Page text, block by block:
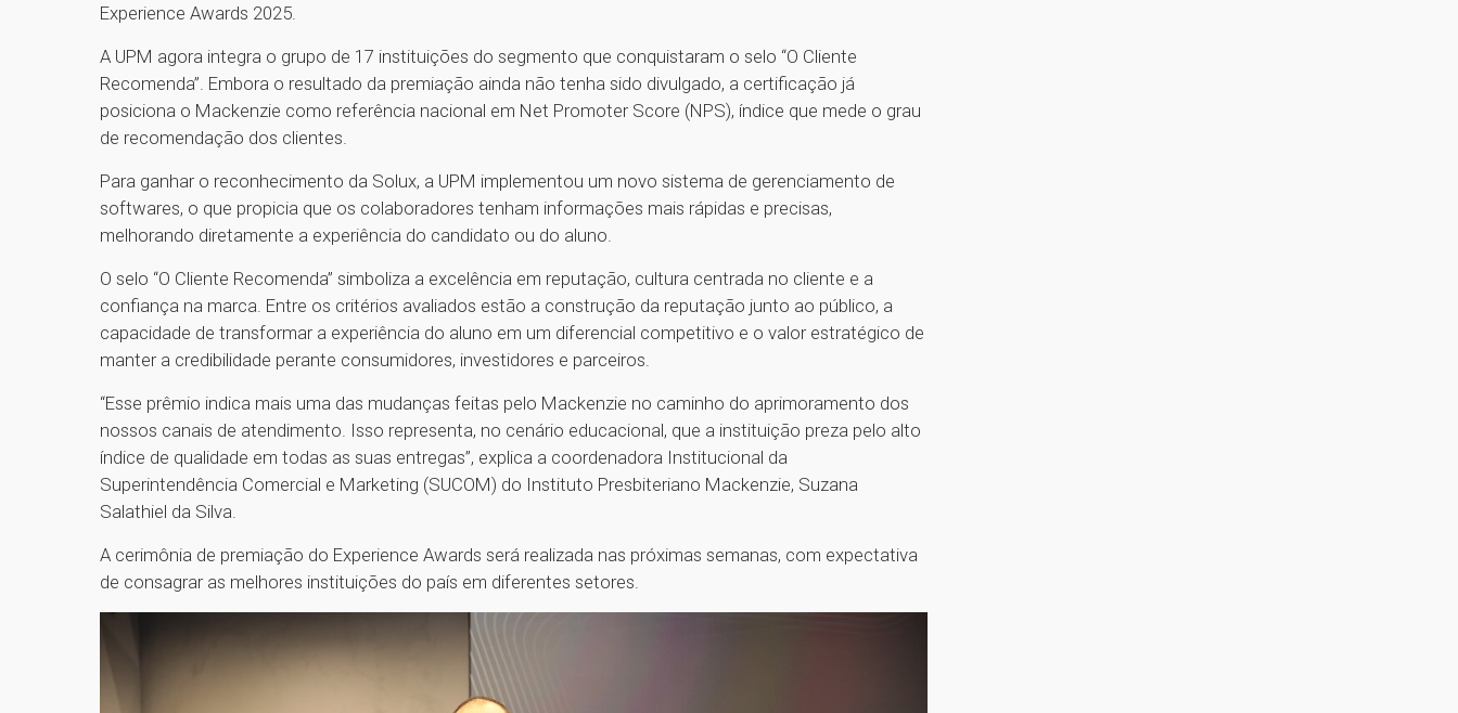
Experience Awards 2025.
A UPM agora integra o grupo de 17 instituições do segmento que conquistaram o selo “O Cliente
Recomenda”. Embora o resultado da premiação ainda não tenha sido divulgado, a certificação já
posiciona o Mackenzie como referência nacional em Net Promoter Score (NPS), índice que mede o grau
de recomendação dos clientes.
Para ganhar o reconhecimento da Solux, a UPM implementou um novo sistema de gerenciamento de
softwares, o que propicia que os colaboradores tenham informações mais rápidas e precisas,
melhorando diretamente a experiência do candidato ou do aluno.
O selo “O Cliente Recomenda” simboliza a excelência em reputação, cultura centrada no cliente e a
confiança na marca. Entre os critérios avaliados estão a construção da reputação junto ao público, a
capacidade de transformar a experiência do aluno em um diferencial competitivo e o valor estratégico de
manter a credibilidade perante consumidores, investidores e parceiros.
“Esse prêmio indica mais uma das mudanças feitas pelo Mackenzie no caminho do aprimoramento dos
nossos canais de atendimento. Isso representa, no cenário educacional, que a instituição preza pelo alto
índice de qualidade em todas as suas entregas”, explica a coordenadora Institucional da
Superintendência Comercial e Marketing (SUCOM) do Instituto Presbiteriano Mackenzie, Suzana
Salathiel da Silva.
A cerimônia de premiação do Experience Awards será realizada nas próximas semanas, com expectativa
de consagrar as melhores instituições do país em diferentes setores.